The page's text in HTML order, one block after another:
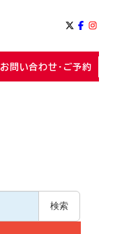
お問い合わせ・ご予約
検索